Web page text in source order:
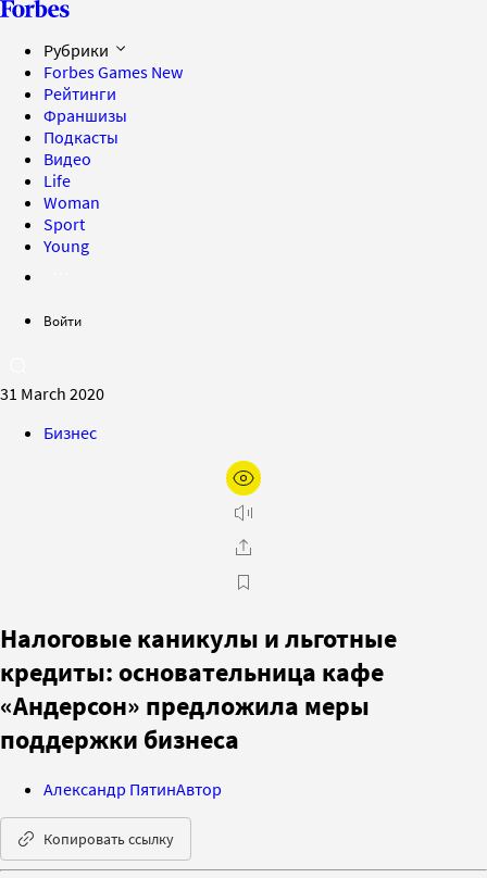
Рубрики
Forbes Games New
Рейтинги
Франшизы
Подкасты
Видео
Life
Woman
Sport
Young
Войти
31 March 2020
Бизнес
Налоговые каникулы и льготные
кредиты: основательница кафе
«Андерсон» предложила меры
поддержки бизнеса
Александр ПятинАвтор
Копировать ссылку